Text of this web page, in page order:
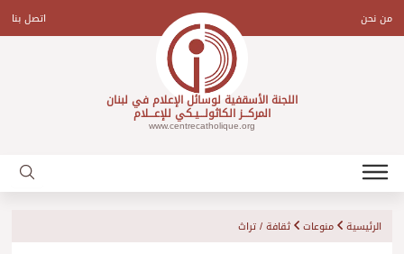
contentمن نحن اتصل بنا
اللجنة الأسقفية لوسائل الإعلام في لبنان
المركـــز الكاثولـــيـكي للإعـــلام
www.centrecatholique.org
الرئيسية منوعات ثقافة / تراث